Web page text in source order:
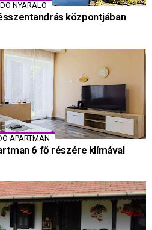
NYARALÓ
központjában
APARTMAN
6 fő részére klímával